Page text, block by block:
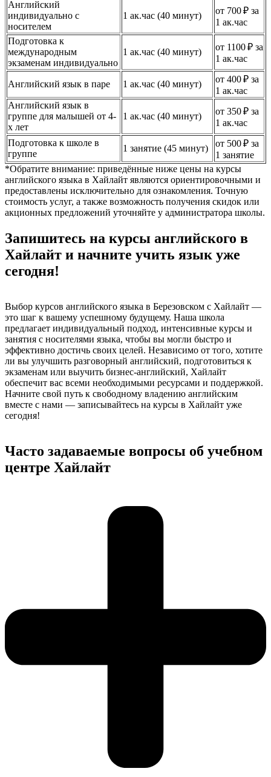
Английский
индивидуально с
носителем
1 ак.час (40 минут)
от 700 ₽ за
1 ак.час
Подготовка к
международным
экзаменам индивидуально
1 ак.час (40 минут)
от 1100 ₽ за
1 ак.час
Английский язык в паре 1 ак.час (40 минут)
от 400 ₽ за
1 ак.час
Английский язык в
группе для малышей от 4-
х лет
1 ак.час (40 минут)
от 350 ₽ за
1 ак.час
Подготовка к школе в
группе
1 занятие (45 минут)
от 500 ₽ за
1 занятие
*Обратите внимание: приведённые ниже цены на курсы
английского языка в Хайлайт являются ориентировочными и
предоставлены исключительно для ознакомления. Точную
стоимость услуг, а также возможность получения скидок или
акционных предложений уточняйте у администратора школы.
Запишитесь на курсы английского в
Хайлайт и начните учить язык уже
сегодня!
Выбор курсов английского языка в Березовском с Хайлайт —
это шаг к вашему успешному будущему. Наша школа
предлагает индивидуальный подход, интенсивные курсы и
занятия с носителями языка, чтобы вы могли быстро и
эффективно достичь своих целей. Независимо от того, хотите
ли вы улучшить разговорный английский, подготовиться к
экзаменам или выучить бизнес-английский, Хайлайт
обеспечит вас всеми необходимыми ресурсами и поддержкой.
Начните свой путь к свободному владению английским
вместе с нами — записывайтесь на курсы в Хайлайт уже
сегодня!
Часто задаваемые вопросы об учебном
центре Хайлайт